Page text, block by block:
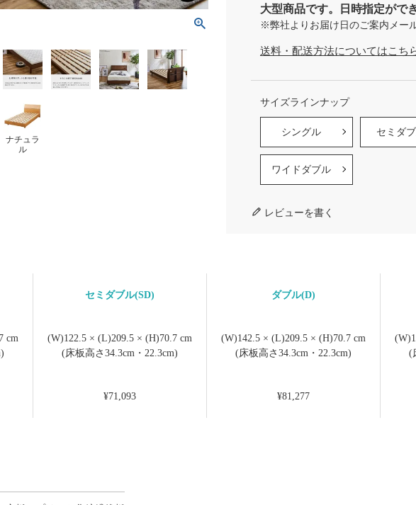
ナチュラ
ル
大型商品です。日時指定がで
※弊社よりお届け日のご案内メー
送料・配送方法についてはこち
サイズラインナップ
シングル セミダ
ワイドダブル
レビューを書く
セミダブル(SD) ダブル(D)
cm
(W)122.5 × (L)209.5 × (H)70.7 cm
(床板高さ34.3cm・22.3cm)
(W)142.5 × (L)209.5 × (H)70.7 cm
(床板高さ34.3cm・22.3cm)
(
¥71,093 ¥81,277